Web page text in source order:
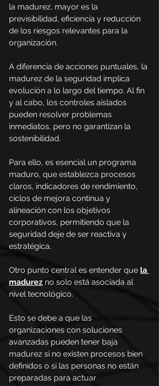
la madurez, mayor es la
previsibilidad, eficiencia y reducción
de los riesgos relevantes para la
organización.
A diferencia de acciones puntuales, la
madurez de la seguridad implica
evolución a lo largo del tiempo. Al fin
y al cabo, los controles aislados
pueden resolver problemas
inmediatos, pero no garantizan la
sostenibilidad.
Para ello, es esencial un programa
maduro, que establezca procesos
claros, indicadores de rendimiento,
ciclos de mejora continua y
alineación con los objetivos
corporativos, permitiendo que la
seguridad deje de ser reactiva y
estratégica.
Otro punto central es entender que la
madurez no solo está asociada al
nivel tecnológico.
Esto se debe a que las
organizaciones con soluciones
avanzadas pueden tener baja
madurez si no existen procesos bien
definidos o si las personas no están
preparadas para actuar